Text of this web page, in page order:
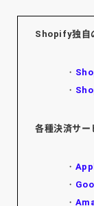
Shopify独自
・
・
各種決済サー
・
・
・